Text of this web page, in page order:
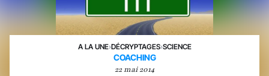
A LA UNE›DÉCRYPTAGES›SCIENCE
COACHING
22 mai 2014